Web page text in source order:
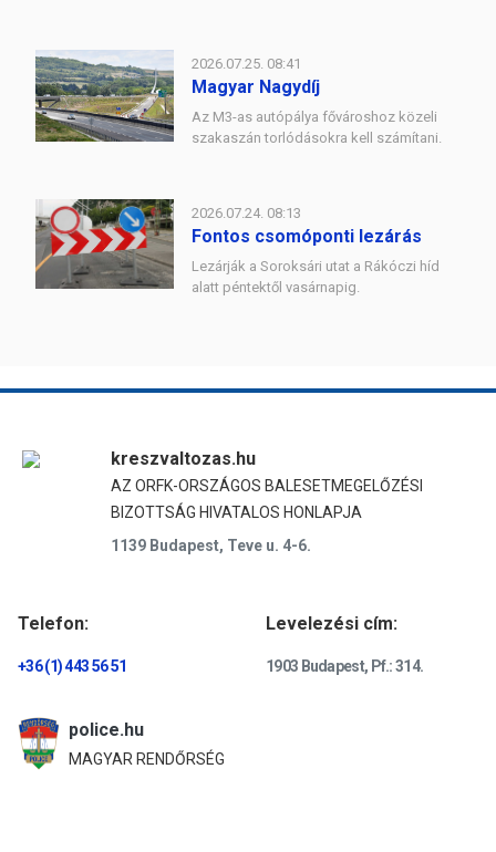
2026.07.25. 08:41
Magyar Nagydíj
Az M3-as autópálya fővároshoz közeli
szakaszán torlódásokra kell számítani.
2026.07.24. 08:13
Fontos csomóponti lezárás
Lezárják a Soroksári utat a Rákóczi híd
alatt péntektől vasárnapig.
kreszvaltozas.hu
AZ ORFK-ORSZÁGOS BALESETMEGELŐZÉSI
BIZOTTSÁG HIVATALOS HONLAPJA
1139 Budapest, Teve u. 4-6.
Telefon:
+36 (1) 443 56 51
Levelezési cím:
1903 Budapest, Pf.: 314.
police.hu
MAGYAR RENDŐRSÉG